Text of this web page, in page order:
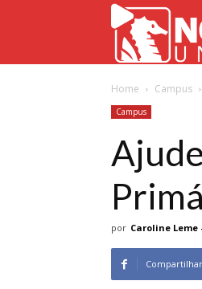
Home Campus
Campus
por Caroline Leme